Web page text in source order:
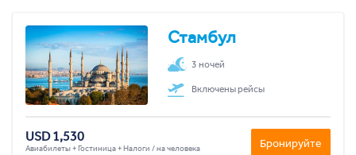
Стамбул
3 ночей
Включены рейсы
USD 1,530
Авиабилеты + Гостиница + Налоги / на человека Бронируйте